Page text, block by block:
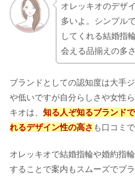
オレッキオのデザ
多いよ。シンプル
してくれる結婚指
会える品揃えの多
ブランドとしての認知度は大手
や低いですが自分らしさや女性
キオは、 知る人ぞ知るブランド
れるデザイン性の高さ も口コミ
オレッキオで結婚指輪や婚約指
することで案内もスムーズでブ